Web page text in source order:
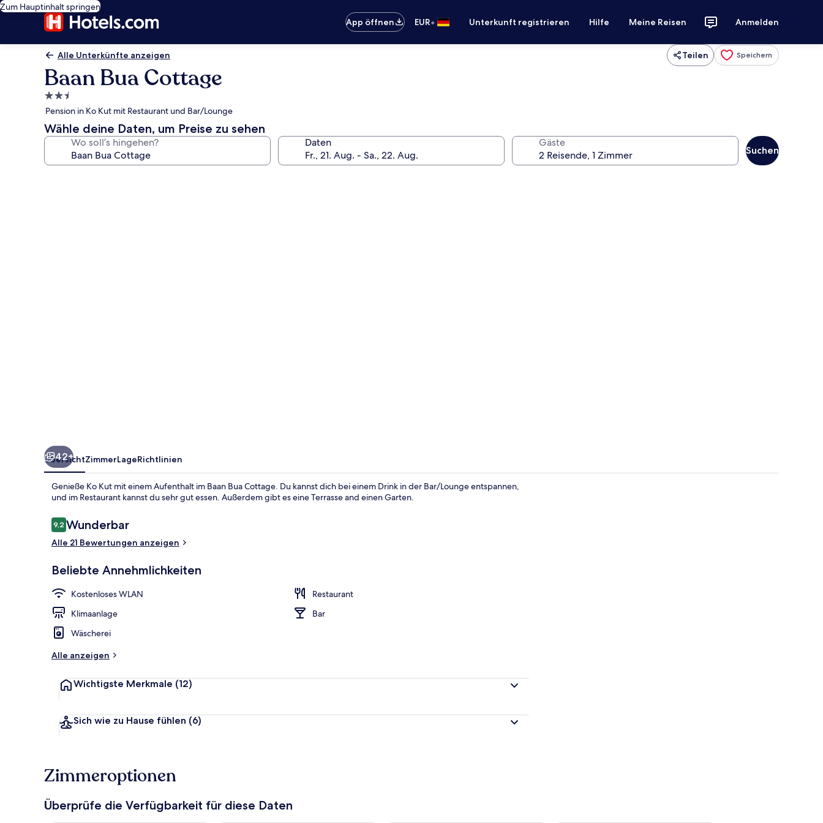
Zum Hauptinhalt springen
App öffnen
EUR• Unterkunft registrieren Hilfe Meine Reisen Anmelden
Alle Unterkünfte anzeigen Teilen Speichern
Baan Bua Cottage
2.5-
Sterne-
Unterkunft
Pension in Ko Kut mit Restaurant und Bar/Lounge
Wähle deine Daten, um Preise zu sehen
Wo soll’s hingehen? Daten Gäste
Suchen
Single House | Blick vom Balkon
42+
ÜbersichtZimmerLageRichtlinien
Genieße Ko Kut mit einem Aufenthalt im Baan Bua Cottage. Du kannst dich bei einem Drink in der Bar/Lounge entspannen,
und im Restaurant kannst du sehr gut essen. Außerdem gibt es eine Terrasse and einen Garten.
Bewertungen
9,29,2 von 10.
Wunderbar
Alle 21 Bewertungen anzeigen
Beliebte Annehmlichkeiten
Kostenloses WLAN
Restaurant
Klimaanlage
Bar
Wäscherei
Alle anzeigen
Wichtigste Merkmale (12)
Sich wie zu Hause fühlen (6)
Zimmeroptionen
Überprüfe die Verfügbarkeit für diese Daten